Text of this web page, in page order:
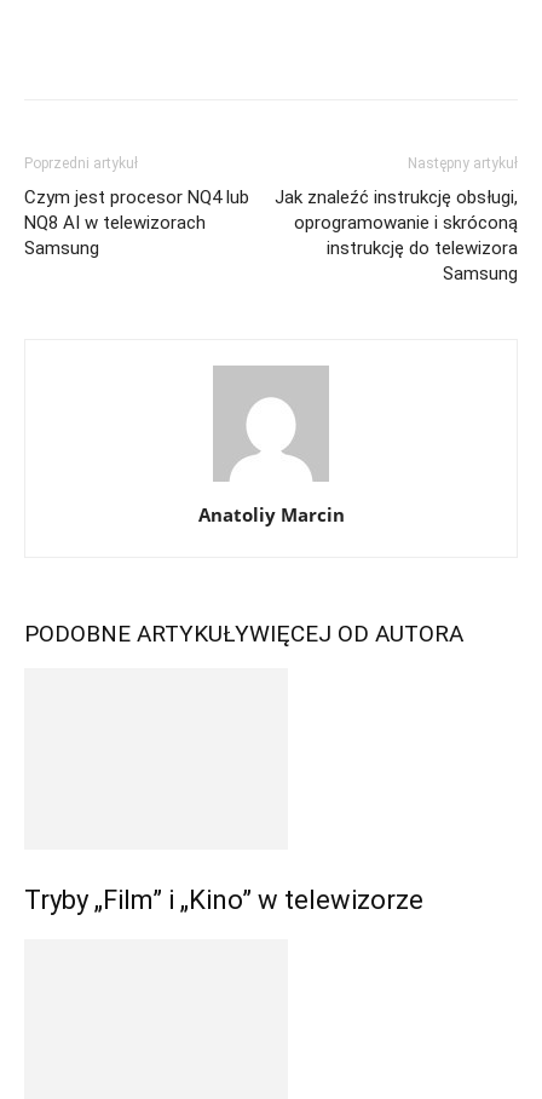
Poprzedni artykuł
Czym jest procesor NQ4 lub
NQ8 AI w telewizorach
Samsung
Następny artykuł
Jak znaleźć instrukcję obsługi,
oprogramowanie i skróconą
instrukcję do telewizora
Samsung
Anatoliy Marcin
PODOBNE ARTYKUŁYWIĘCEJ OD AUTORA
Tryby „Film” i „Kino” w telewizorze